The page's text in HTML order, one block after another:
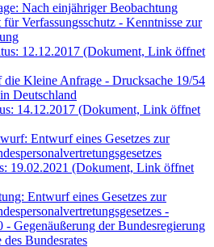
Nach einjähriger Beobachtung
Verfassungsschutz - Kenntnisse zur
12.12.2017 (Dokument, Link öffnet
Kleine Anfrage - Drucksache 19/54
Deutschland
14.12.2017 (Dokument, Link öffnet
Entwurf eines Gesetzes zur
19.02.2021 (Dokument, Link öffnet
Entwurf eines Gesetzes zur
-
- Gegenäußerung der Bundesregierung
Bundesrates